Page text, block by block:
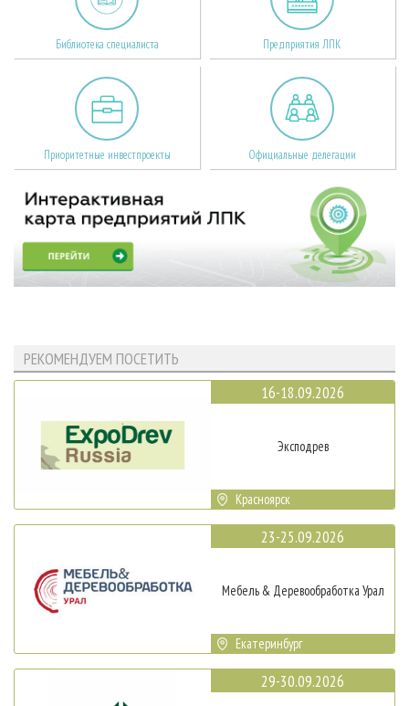
Библиотека специалиста Предприятия ЛПК
Приоритетные инвестпроекты Официальные делегации
РЕКОМЕНДУЕМ ПОСЕТИТЬ
16-18.09.2026
Эксподрев
Красноярск
23-25.09.2026
Мебель & Деревообработка Урал
Екатеринбург
29-30.09.2026